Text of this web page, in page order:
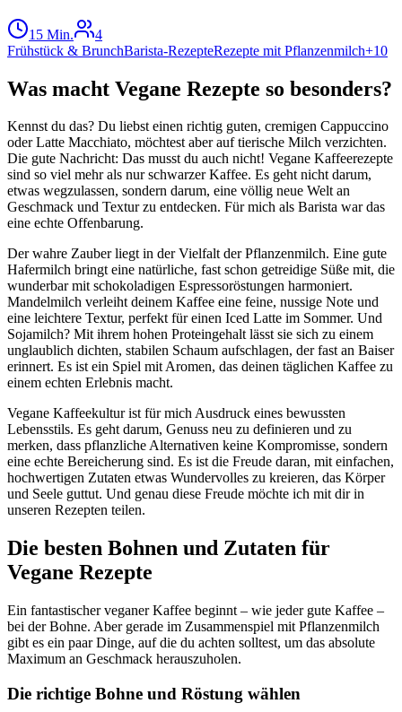
15 Min.
4
Frühstück & BrunchBarista-RezepteRezepte mit Pflanzenmilch+10
Was macht Vegane Rezepte so besonders?
Kennst du das? Du liebst einen richtig guten, cremigen Cappuccino
oder Latte Macchiato, möchtest aber auf tierische Milch verzichten.
Die gute Nachricht: Das musst du auch nicht! Vegane Kaffeerezepte
sind so viel mehr als nur schwarzer Kaffee. Es geht nicht darum,
etwas wegzulassen, sondern darum, eine völlig neue Welt an
Geschmack und Textur zu entdecken. Für mich als Barista war das
eine echte Offenbarung.
Der wahre Zauber liegt in der Vielfalt der Pflanzenmilch. Eine gute
Hafermilch bringt eine natürliche, fast schon getreidige Süße mit, die
wunderbar mit schokoladigen Espressoröstungen harmoniert.
Mandelmilch verleiht deinem Kaffee eine feine, nussige Note und
eine leichtere Textur, perfekt für einen Iced Latte im Sommer. Und
Sojamilch? Mit ihrem hohen Proteingehalt lässt sie sich zu einem
unglaublich dichten, stabilen Schaum aufschlagen, der fast an Baiser
erinnert. Es ist ein Spiel mit Aromen, das deinen täglichen Kaffee zu
einem echten Erlebnis macht.
Vegane Kaffeekultur ist für mich Ausdruck eines bewussten
Lebensstils. Es geht darum, Genuss neu zu definieren und zu
merken, dass pflanzliche Alternativen keine Kompromisse, sondern
eine echte Bereicherung sind. Es ist die Freude daran, mit einfachen,
hochwertigen Zutaten etwas Wundervolles zu kreieren, das Körper
und Seele guttut. Und genau diese Freude möchte ich mit dir in
unseren Rezepten teilen.
Die besten Bohnen und Zutaten für
Vegane Rezepte
Ein fantastischer veganer Kaffee beginnt – wie jeder gute Kaffee –
bei der Bohne. Aber gerade im Zusammenspiel mit Pflanzenmilch
gibt es ein paar Dinge, auf die du achten solltest, um das absolute
Maximum an Geschmack herauszuholen.
Die richtige Bohne und Röstung wählen